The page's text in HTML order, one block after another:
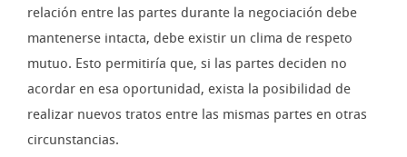
relación entre las partes durante la negociación debe
mantenerse intacta, debe existir un clima de respeto
mutuo. Esto permitiría que, si las partes deciden no
acordar en esa oportunidad, exista la posibilidad de
realizar nuevos tratos entre las mismas partes en otras
circunstancias.